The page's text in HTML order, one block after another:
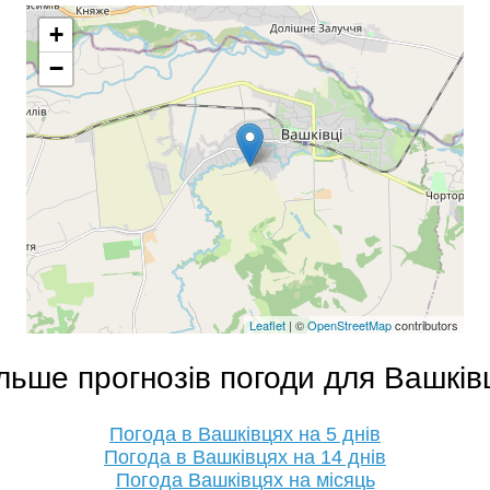
+
−
Leaflet | ©OpenStreetMapcontributors
прогнозів погоди для
Погода в Вашківцях на 5 днів
Погода в Вашківцях на 14 днів
Погода Вашківцях на місяць